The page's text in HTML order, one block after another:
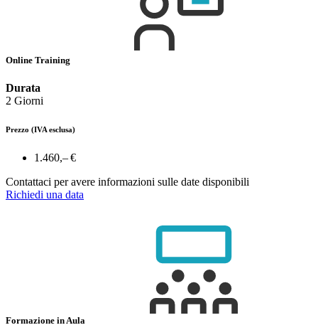
Online Training
Durata
2 Giorni
Prezzo (IVA esclusa)
1.460,– €
Contattaci per avere informazioni sulle date disponibili
Richiedi una data
Formazione in Aula